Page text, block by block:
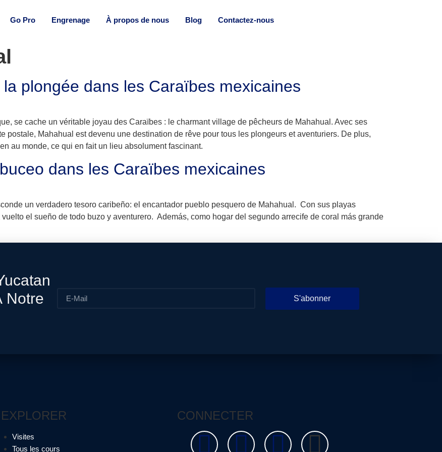
Go Pro Engrenage À propos de nous Blog Contactez-nous
plongée dans les Caraïbes mexicaines
se cache un véritable joyau des Caraïbes : le charmant village de pêcheurs de Mahahual. Avec ses
postale, Mahahual est devenu une destination de rêve pour tous les plongeurs et aventuriers. De plus,
au monde, ce qui en fait un lieu absolument fascinant.
dans les Caraïbes mexicaines
un verdadero tesoro caribeño: el encantador pueblo pesquero de Mahahual. Con sus playas
el sueño de todo buzo y aventurero. Además, como hogar del segundo arrecife de coral más grande
Notre
S'abonner
EXPLORER
Visites
Tous les cours
CONNECTER